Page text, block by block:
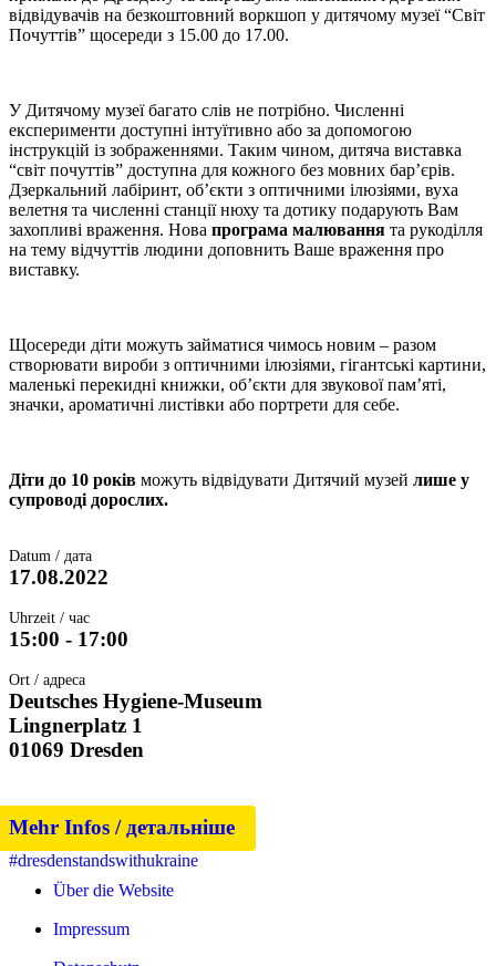
Datum / дата
17.08.2022
Uhrzeit / час
15:00 - 17:00
Ort / адреса
Deutsches Hygiene-Museum
Lingnerplatz 1
01069 Dresden
Mehr Infos / детальніше
відвідувачів на безкоштовний воркшоп у дитячому музеї “Світ
Почуттів” щосереди з 15.00 до 17.00.
У Дитячому музеї багато слів не потрібно. Численні
експерименти доступні інтуїтивно або за допомогою
інструкцій із зображеннями. Таким чином, дитяча виставка
“світ почуттів” доступна для кожного без мовних бар’єрів.
Дзеркальний лабіринт, об’єкти з оптичними ілюзіями, вуха
велетня та численні станції нюху та дотику подарують Вам
захопливі враження. Нова програма малювання та рукоділля
на тему відчуттів людини доповнить Ваше враження про
виставку.
Щосереди діти можуть займатися чимось новим – разом
створювати вироби з оптичними ілюзіями, гігантські картини,
маленькі перекидні книжки, об’єкти для звукової пам’яті,
значки, ароматичні листівки або портрети для себе.
Діти до 10 років можуть відвідувати Дитячий музей лише у
супроводі дорослих.
#dresdenstandswithukraine
Über die Website
Impressum